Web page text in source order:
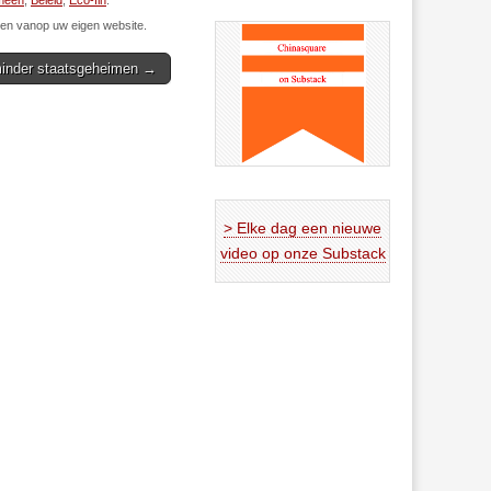
vanop uw eigen website.
staatsgeheimen →
> Elke dag een nieuwe
video op onze Substack